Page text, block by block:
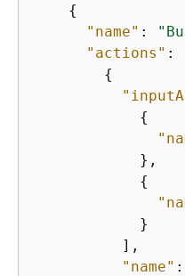
{
"name" :
"actions" :
{
{
            },
{
            }
          ],
"name" :